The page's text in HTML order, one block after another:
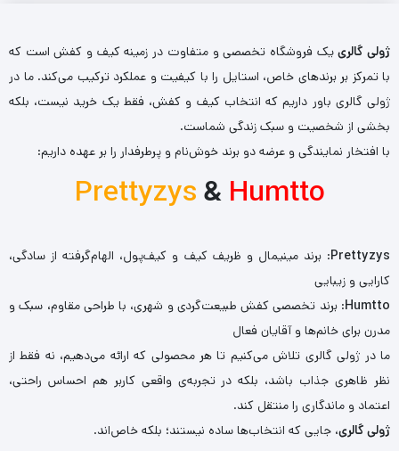
ژولی گالرییک فروشگاه تخصصی و متفاوت در زمینه کیف و کفش است که
با تمرکز بر برندهای خاص، استایل را با کیفیت و عملکرد ترکیب می‌کند. ما در
ژولی گالری باور داریم که انتخاب کیف و کفش، فقط یک خرید نیست، بلکه
بخشی از شخصیت و سبک زندگی شماست.
با افتخار نمایندگی و عرضه دو برند خوش‌نام و پرطرفدار را بر عهده داریم:
Prettyzys& Humtto
Prettyzys: برند مینیمال و ظریف کیف و کیف‌پول، الهام‌گرفته از سادگی،
کارایی و زیبایی
Humtto: برند تخصصی کفش طبیعت‌گردی و شهری، با طراحی مقاوم، سبک و
مدرن برای خانم‌ها و آقایان فعال
ما در ژولی گالری تلاش می‌کنیم تا هر محصولی که ارائه می‌دهیم، نه فقط از
نظر ظاهری جذاب باشد، بلکه در تجربه‌ی واقعی کاربر هم احساس راحتی،
اعتماد و ماندگاری را منتقل کند.
ژولی گالری، جایی که انتخاب‌ها ساده نیستند؛ بلکه خاص‌اند.